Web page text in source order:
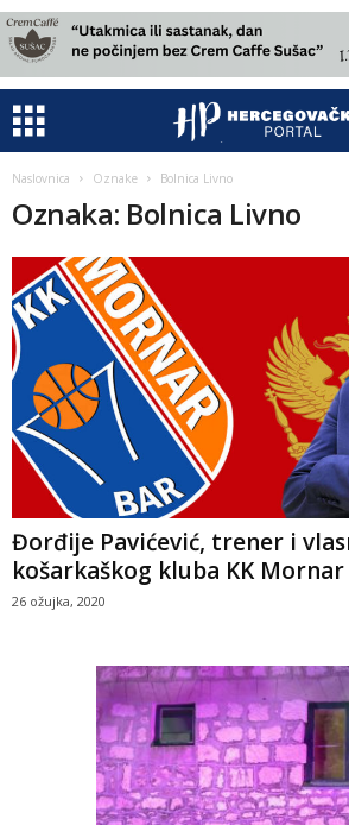
Naslovnica Oznake Bolnica Livno
Oznaka: Bolnica Livno
Đorđije Pavićević, trener i
košarkaškog kluba KK Mornar
26 ožujka, 2020